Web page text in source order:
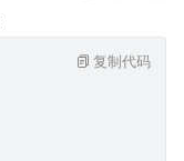
复制代码